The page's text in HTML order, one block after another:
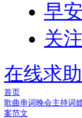
早
关
在线求
首页
歌曲串词晚会主持词
案范文